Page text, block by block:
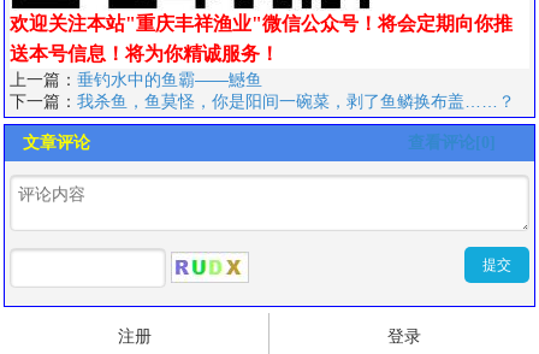
欢迎关注本站"重庆丰祥渔业"微信公众号！将会定期向你推
送本号信息！将为你精诚服务！
上一篇： 垂钓水中的鱼霸——鱤鱼
下一篇： 我杀鱼，鱼莫怪，你是阳间一碗菜，剥了鱼鳞换布盖……？
查看评论[0]
文章评论
注册 登录